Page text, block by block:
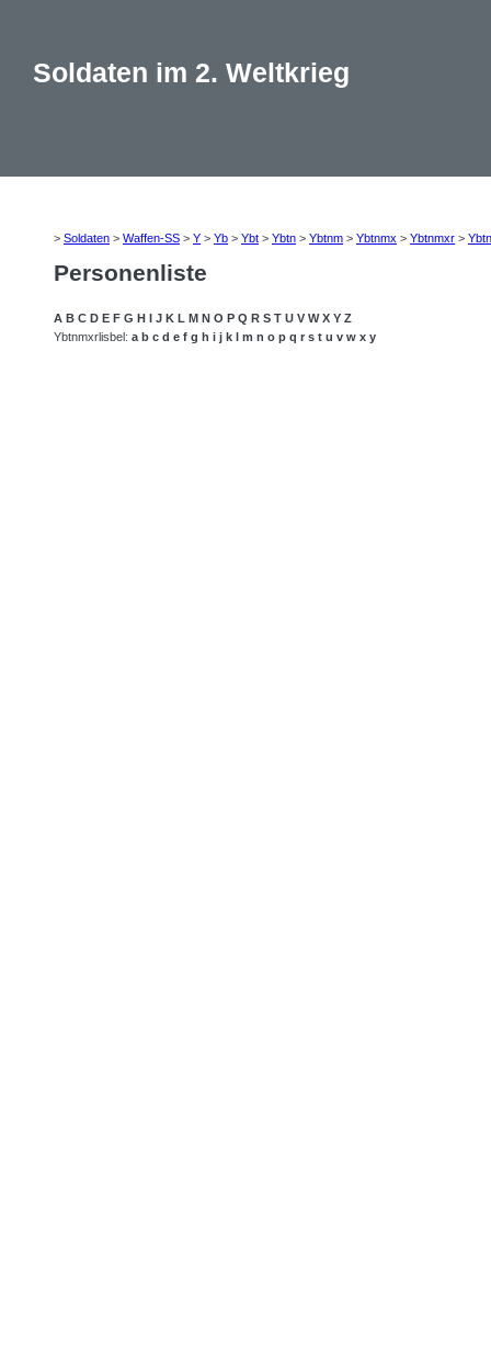
Soldaten im 2. Weltkrieg
> Soldaten > Waffen-SS > Y > Yb > Ybt > Ybtn > Ybtnm > Ybtnmx > Ybtnmxr >
Personenliste
A B C D E F G H I J K L M N O P Q R S T U V W X Y Z
Ybtnmxrlisbel: a b c d e f g h i j k l m n o p q r s t u v w x y